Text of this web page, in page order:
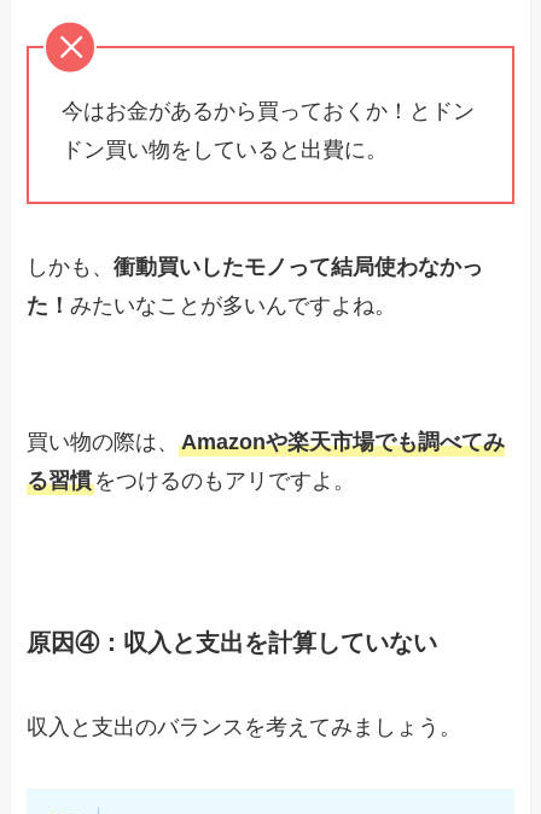
今はお金があるから買っておくか！とドン
ドン買い物をしていると出費に。
しかも、衝動買いしたモノって結局使わなかっ
た！みたいなことが多いんですよね。
買い物の際は、Amazonや楽天市場でも調べてみ
る習慣をつけるのもアリですよ。
原因④：収入と支出を計算していない
収入と支出のバランスを考えてみましょう。